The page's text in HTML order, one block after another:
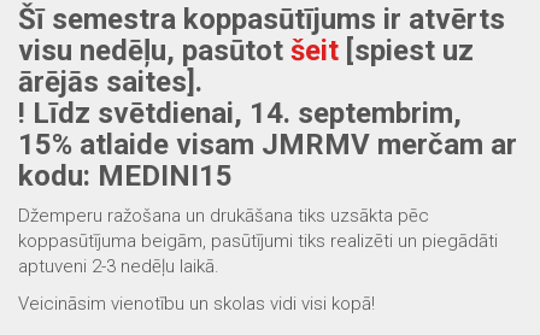
Šī semestra koppasūtījums ir atvērts
visu nedēļu, pasūtot šeit [spiest uz
ārējās saites].
! Līdz svētdienai, 14. septembrim,
15% atlaide visam JMRMV merčam ar
kodu: MEDINI15
Džemperu ražošana un drukāšana tiks uzsākta pēc
koppasūtījuma beigām, pasūtījumi tiks realizēti un piegādāti
aptuveni 2-3 nedēļu laikā.
Veicināsim vienotību un skolas vidi visi kopā!